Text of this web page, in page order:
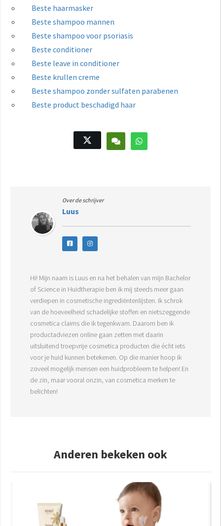
Beste haarmasker
Beste shampoo mannen
Beste shampoo voor psoriasis
Beste conditioner
Beste leave in conditioner
Beste krullen creme
Beste shampoo zonder sulfaten parabenen
Beste product beschadigd haar
Over de schrijver
Luus
Hi! Mijn naam is Luus en na het behalen van mijn Bachelor
of Science in Huidtherapie ben ik mij steeds meer gaan
verdiepen in cosmetische ingrediëntenlijsten. Ik schrok
van de hoeveelheid schadelijke stoffen en nietszeggende
cosmetica claims die ik tegenkwam. Daarom ben ik
productadviezen online gaan zetten met daarin
uitsluitend troepvrije cosmetica producten die écht iets
voor je huid kunnen betekenen. Op die manier hoop ik
zoveel mogelijk mensen een huidprobleem te helpen! En
de zin, maar vooral onzin, van cosmetica merken te
belichten!
Anderen bekeken ook